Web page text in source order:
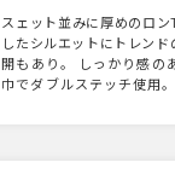
スェット並みに厚めのロ
したシルエットにトレン
開もあり。 しっかり感の
巾でダブルステッチ使用